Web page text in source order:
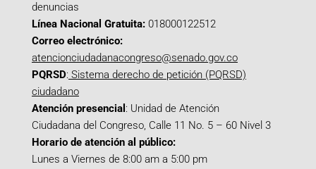
denuncias
Línea Nacional Gratuita: 018000122512
Correo electrónico:
atencionciudadanacongreso@senado.gov.co
PQRSD: Sistema derecho de petición (PQRSD)
ciudadano
Atención presencial : Unidad de Atención
Ciudadana del Congreso, Calle 11 No. 5 – 60 Nivel 3
Horario de atención al público:
Lunes a Viernes de 8:00 am a 5:00 pm